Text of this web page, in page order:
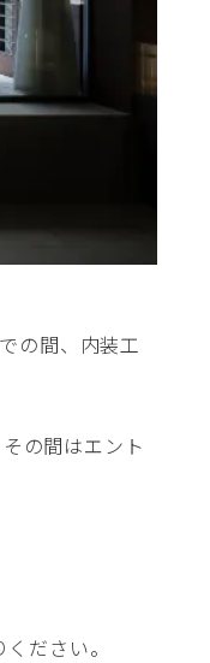
の間、内装工
の間はエント
ださい。